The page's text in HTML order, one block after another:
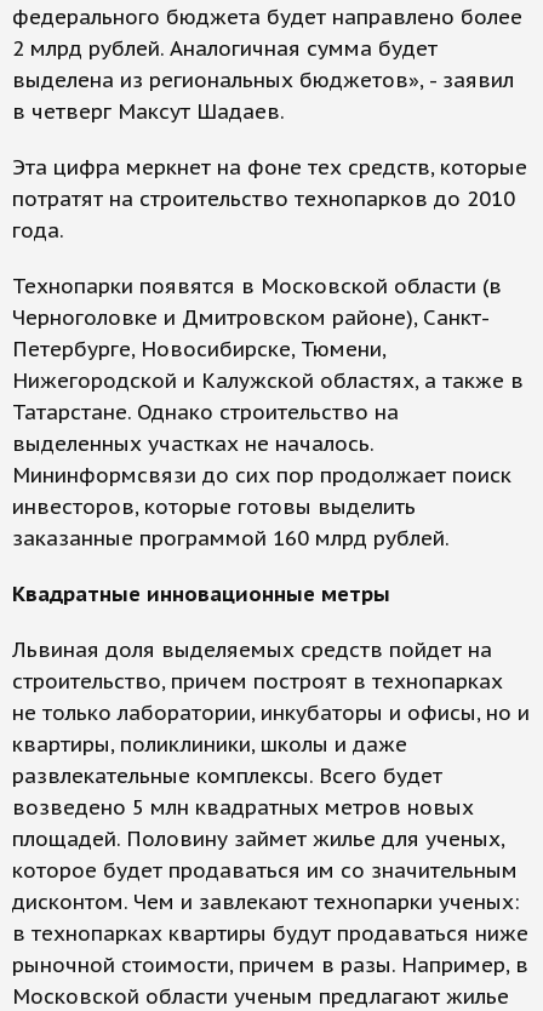
федерального бюджета будет направлено более
2 млрд рублей. Аналогичная сумма будет
выделена из региональных бюджетов», - заявил
в четверг Максут Шадаев.
Эта цифра меркнет на фоне тех средств, которые
потратят на строительство технопарков до 2010
года.
Технопарки появятся в Московской области (в
Черноголовке и Дмитровском районе), Санкт-
Петербурге, Новосибирске, Тюмени,
Нижегородской и Калужской областях, а также в
Татарстане. Однако строительство на
выделенных участках не началось.
Мининформсвязи до сих пор продолжает поиск
инвесторов, которые готовы выделить
заказанные программой 160 млрд рублей.
Квадратные инновационные метры
Львиная доля выделяемых средств пойдет на
строительство, причем построят в технопарках
не только лаборатории, инкубаторы и офисы, но и
квартиры, поликлиники, школы и даже
развлекательные комплексы. Всего будет
возведено 5 млн квадратных метров новых
площадей. Половину займет жилье для ученых,
которое будет продаваться им со значительным
дисконтом. Чем и завлекают технопарки ученых:
в технопарках квартиры будут продаваться ниже
рыночной стоимости, причем в разы. Например, в
Московской области ученым предлагают жилье